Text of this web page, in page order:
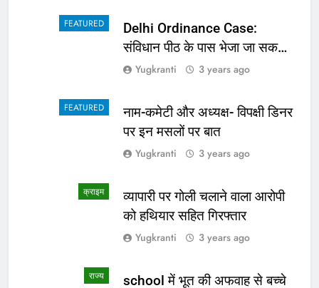
FEATURED
Delhi Ordinance Case:
संविधान पीठ के पास भेजा जा सकता
है अध्यादेश का मामला
Yugkranti 3 years ago
FEATURED
नाम-कमेटी और अध्यक्ष- विपक्षी डिनर
पर इन मसलों पर बात
Yugkranti 3 years ago
क्राइम
व्यापारी पर गोली चलाने वाला आरोपी
को हथियार सहित गिरफ्तार
Yugkranti 3 years ago
राज्य school में भूत की अफवाह से बच्चे